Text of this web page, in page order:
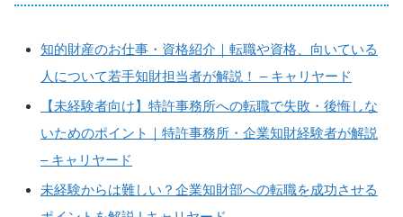
知的財産のお仕事・資格紹介｜転職や資格、向いている
人について若手知財担当者が解説！ – キャリヤード
【未経験者向け】特許事務所への転職で失敗・後悔しな
いためのポイント｜特許事務所・企業知財経験者が解説
– キャリヤード
未経験からは難しい？企業知財部への転職を成功させる